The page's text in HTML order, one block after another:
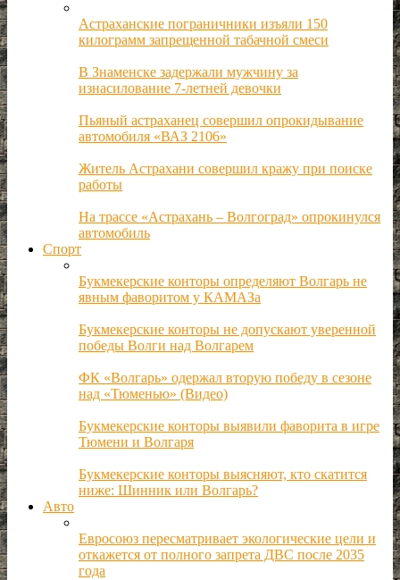
Астраханские пограничники изъяли 150
килограмм запрещенной табачной смеси
В Знаменске задержали мужчину за
изнасилование 7-летней девочки
Пьяный астраханец совершил опрокидывание
автомобиля «ВАЗ 2106»
Житель Астрахани совершил кражу при поиске
работы
На трассе «Астрахань – Волгоград» опрокинулся
автомобиль
Спорт
Букмекерские конторы определяют Волгарь не
явным фаворитом у КАМАЗа
Букмекерские конторы не допускают уверенной
победы Волги над Волгарем
ФК «Волгарь» одержал вторую победу в сезоне
над «Тюменью» (Видео)
Букмекерские конторы выявили фаворита в игре
Тюмени и Волгаря
Букмекерские конторы выясняют, кто скатится
ниже: Шинник или Волгарь?
Авто
Евросоюз пересматривает экологические цели и
откажется от полного запрета ДВС после 2035
года